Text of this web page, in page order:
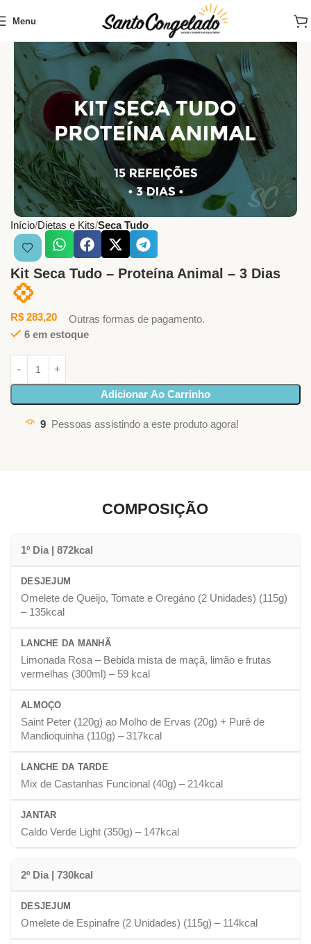
Menu
Início Dietas e Kits Seca Tudo
Kit Seca Tudo – Proteína Animal – 3 Dias
💠
R$ 283,20
Outras formas de pagamento.
6 em estoque
Adicionar Ao Carrinho
9 Pessoas assistindo a este produto agora!
COMPOSIÇÃO
1º Dia | 872kcal
DESJEJUM
Omelete de Queijo, Tomate e Oregáno (2 Unidades) (115g)
– 135kcal
LANCHE DA MANHÃ
Limonada Rosa – Bebida mista de maçã, limão e frutas
vermelhas (300ml) – 59 kcal
ALMOÇO
Saint Peter (120g) ao Molho de Ervas (20g) + Purê de
Mandioquinha (110g) – 317kcal
LANCHE DA TARDE
Mix de Castanhas Funcional (40g) – 214kcal
JANTAR
Caldo Verde Light (350g) – 147kcal
2º Dia | 730kcal
DESJEJUM
Omelete de Espinafre (2 Unidades) (115g) – 114kcal